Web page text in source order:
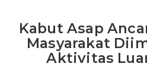
Kabut Asap
Masyarakat
Aktivitas